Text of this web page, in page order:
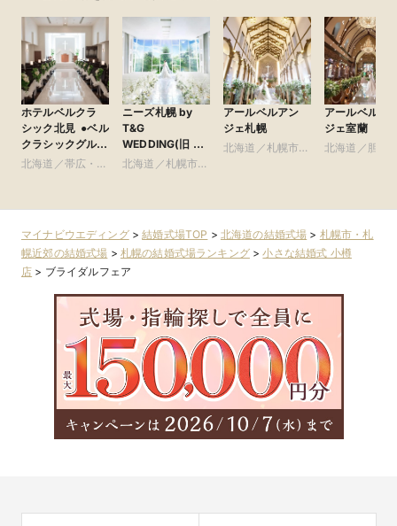
ホテルベルクラ
シック北見 ●ベル
クラシックグルー
プ
北海道／帯広・釧
ニーズ札幌 by
T&G
WEDDING(旧 ヒ
ルサイドクラブ迎
北海道／札幌市・
アールベルアン
ジェ札幌
北海道／札幌市・
アールベルア
ジェ室蘭
北海道／胆振
マイナビウエディング>結婚式場TOP > 北海道の結婚式場 > 札幌市・札
幌近郊の結婚式場 > 札幌の結婚式場ランキング>小さな結婚式 小樽
店 > ブライダルフェア